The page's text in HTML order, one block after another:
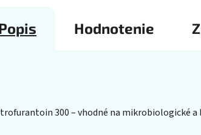
Hodnotenie
300 – vhodné na mikrobiologické a